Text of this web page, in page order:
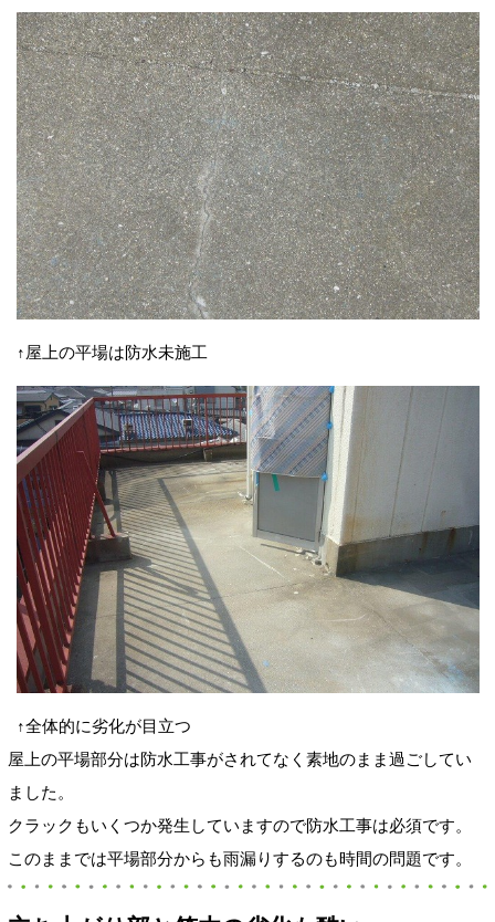
↑屋上の平場は防水未施工
↑全体的に劣化が目立つ
屋上の平場部分は防水工事がされてなく素地のまま過ごしてい
ました。
クラックもいくつか発生していますので防水工事は必須です。
このままでは平場部分からも雨漏りするのも時間の問題です。